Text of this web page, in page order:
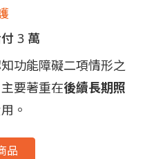
3 萬
功能障礙二項情形之
要著重在後續長期照
。
品